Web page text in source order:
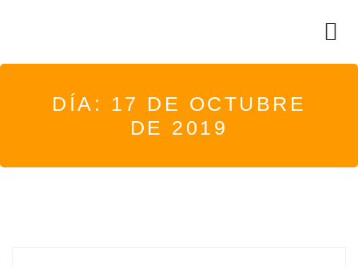
DÍA: 17 DE OCTUBRE
DE 2019